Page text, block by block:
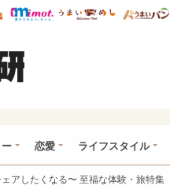
ウレぴあ総研 ディズニー特集
mimot. うまいめし
恋愛 ライフスタイル
アしたくなる〜 至福な体験・旅特集